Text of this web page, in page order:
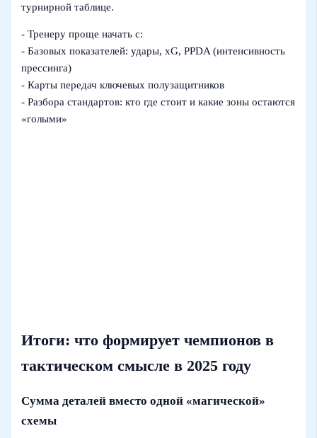
турнирной таблице.
- Тренеру проще начать с:
- Базовых показателей: удары, xG, PPDA (интенсивность
прессинга)
- Карты передач ключевых полузащитников
- Разбора стандартов: кто где стоит и какие зоны остаются
«голыми»
Итоги: что формирует чемпионов в
тактическом смысле в 2025 году
Сумма деталей вместо одной «магической»
схемы